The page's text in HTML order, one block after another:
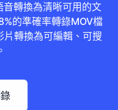
轉換為清晰可用的文
的準確率轉錄MOV檔
轉換為可編輯、可搜